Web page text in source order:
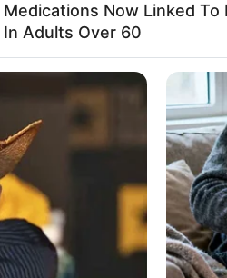
Medications Now Linked To
In Adults Over 60